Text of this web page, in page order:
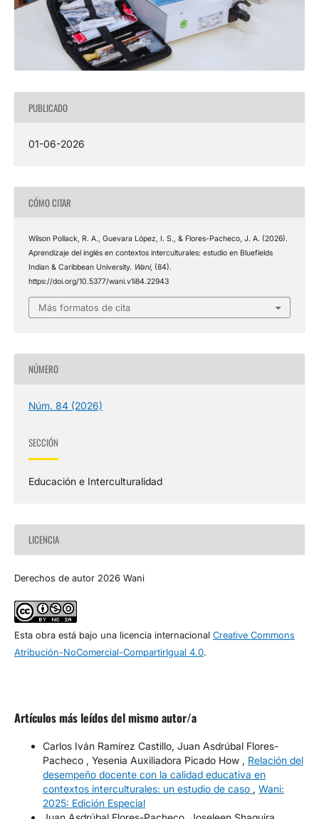
PUBLICADO
01-06-2026
CÓMO CITAR
Wilson Pollack, R. A., Guevara López, I. S., & Flores-Pacheco, J. A. (2026).
Aprendizaje del inglés en contextos interculturales: estudio en Bluefields
Indian & Caribbean University. Wani, (84).
https://doi.org/10.5377/wani.v1i84.22943
Más formatos de cita
NÚMERO
Núm. 84 (2026)
SECCIÓN
Educación e Interculturalidad
LICENCIA
Derechos de autor 2026 Wani
Esta obra está bajo una licencia internacional Creative Commons
Atribución-NoComercial-CompartirIgual 4.0.
Artículos más leídos del mismo autor/a
Carlos Iván Ramírez Castillo, Juan Asdrúbal Flores-
Pacheco , Yesenia Auxiliadora Picado How , Relación del
desempeño docente con la calidad educativa en
contextos interculturales: un estudio de caso , Wani:
2025: Edición Especial